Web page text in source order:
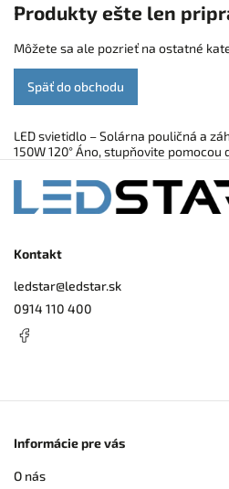
Produkty ešte len
Môžete sa ale pozrieť na ostatné
Späť do obchodu
LED svietidlo – Solárna pouličná a
150W 120° Áno, stupňovite pomocou
Kontakt
ledstar@ledstar.sk
0914 110 400
Informácie pre vás
O nás